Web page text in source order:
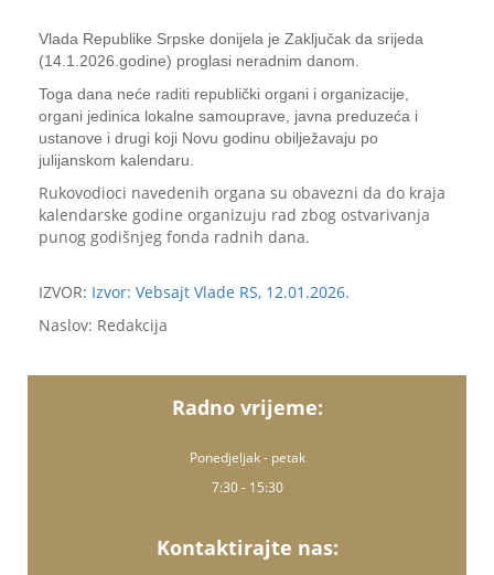
Vlada Republike Srpske donijela je Zaključak da srijeda
(14.1.2026.godine) proglasi neradnim danom.
Toga dana neće raditi republički organi i organizacije,
organi jedinica lokalne samouprave, javna preduzeća i
ustanove i drugi koji Novu godinu obilježavaju po
julijanskom kalendaru.
Rukovodioci navedenih organa su obavezni da do kraja
kalendarske godine organizuju rad zbog ostvarivanja
punog godišnjeg fonda radnih dana.
IZVOR: Izvor: Vebsajt Vlade RS, 12.01.2026.
Naslov: Redakcija
Radno vrijeme:
Ponedjeljak - petak
7:30 - 15:30
Kontaktirajte nas: